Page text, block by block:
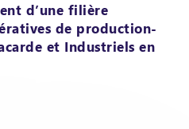
d’une filière
de production-
et Industriels en